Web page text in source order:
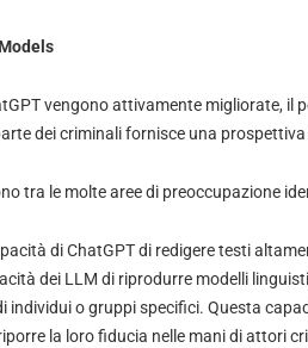
vengono attivamente migliorate, il
dei criminali fornisce una
tra le molte aree di preoccupazione
di ChatGPT di redigere testi
dei LLM di riprodurre modelli
individui o gruppi specifici. Questa
la loro fiducia nelle mani di attori